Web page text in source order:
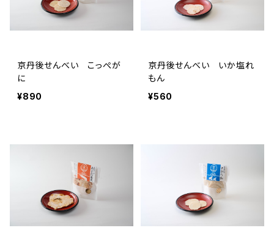
京丹後せんべい こっぺが
に
¥890
京丹後せんべい いか塩れ
もん
¥560